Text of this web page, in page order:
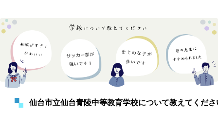
仙台市立仙台青陵中等教育学校について教えてくださ